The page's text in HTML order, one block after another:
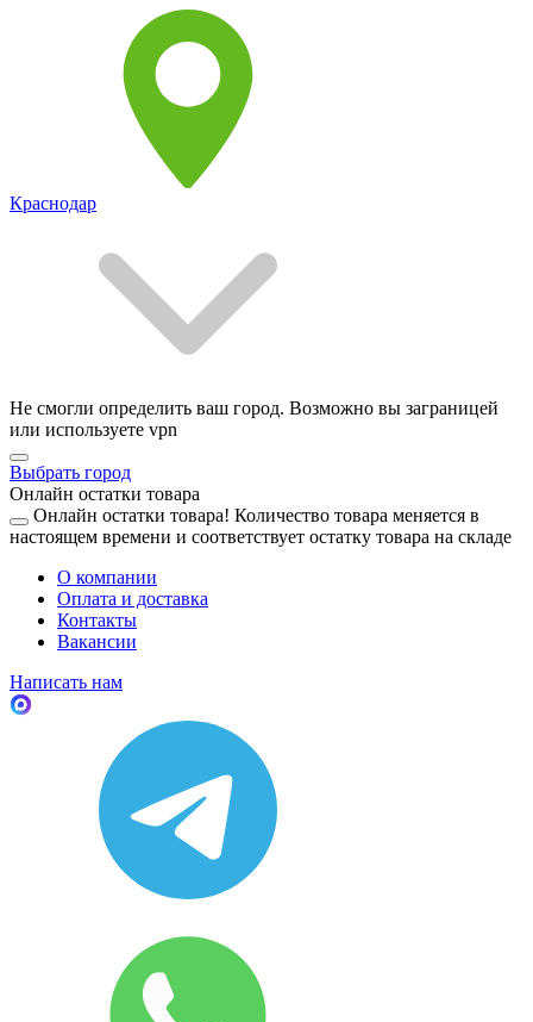
Краснодар
Не смогли определить ваш город. Возможно вы заграницей
или используете vpn
Выбрать город
Онлайн остатки товара
Онлайн остатки товара! Количество товара меняется в
настоящем времени и соответствует остатку товара на складе
О компании
Оплата и доставка
Контакты
Вакансии
Написать нам